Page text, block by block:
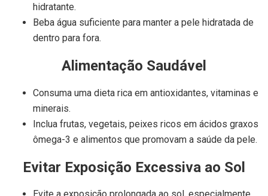
hidratante.
Beba água suficiente para manter a pele hidratada de
dentro para fora.
Alimentação Saudável
Consuma uma dieta rica em antioxidantes, vitaminas e
minerais.
Inclua frutas, vegetais, peixes ricos em ácidos graxos
ômega-3 e alimentos que promovam a saúde da pele.
Evitar Exposição Excessiva ao Sol